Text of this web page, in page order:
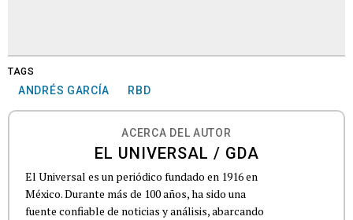
TAGS
ANDRÉS GARCÍA RBD
ACERCA DEL AUTOR
EL UNIVERSAL / GDA
El Universal es un periódico fundado en 1916 en
México. Durante más de 100 años, ha sido una
fuente confiable de noticias y análisis, abarcando